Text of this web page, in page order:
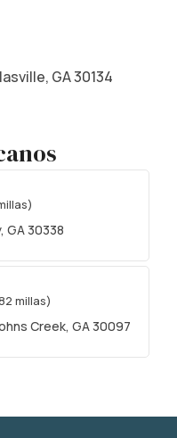
GA 30134
GA 30338
millas)
Creek, GA 30097